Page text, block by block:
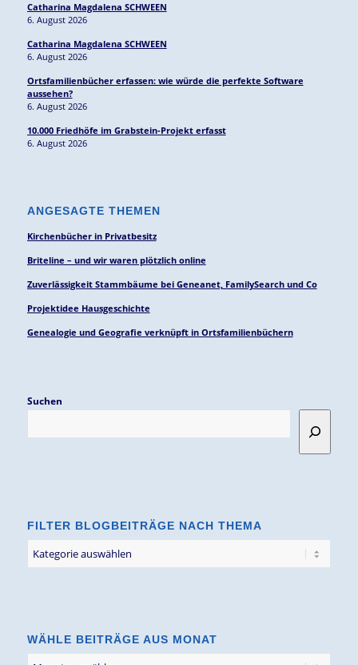
Catharina Magdalena SCHWEEN
6. August 2026
Catharina Magdalena SCHWEEN
6. August 2026
Ortsfamilienbücher erfassen: wie würde die perfekte Software
aussehen?
6. August 2026
10.000 Friedhöfe im Grabstein-Projekt erfasst
6. August 2026
ANGESAGTE THEMEN
Kirchenbücher in Privatbesitz
Briteline – und wir waren plötzlich online
Zuverlässigkeit Stammbäume bei Geneanet, FamilySearch und Co
Projektidee Hausgeschichte
Genealogie und Geografie verknüpft in Ortsfamilienbüchern
Suchen
FILTER BLOGBEITRÄGE NACH THEMA
Blogbeiträge
WÄHLE BEITRÄGE AUS MONAT